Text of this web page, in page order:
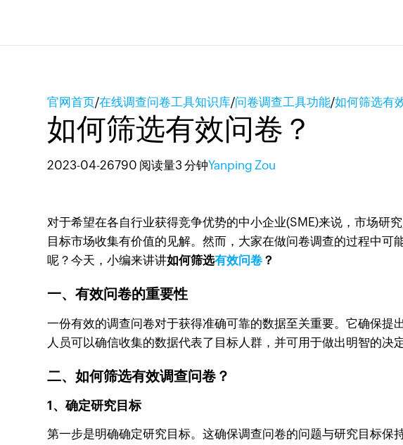
官网首页/在线调查问卷工具知识库/问卷调查工具功能/如何筛选有
如何筛选有效问卷？
2023-04-26790 阅读量3 分钟Yanping Zou
对于希望在各自行业获得竞争优势的中小企业(SME)来说，市场研
目标市场收集有价值的见解。然而，大家在做问卷调查的过程中
呢？今天，小编来讲讲如何筛选有效问卷 ？
一、有效问卷的重要性
一份有效的调查问卷对于获得准确可靠的数据至关重要。它确保
人员可以确信收集的数据代表了目标人群，并可用于做出明智的决定
二、如何筛选有效调查问卷？
1、确定研究目标
第一步是明确确定研究目标。这确保调查问卷的问题与研究目标保